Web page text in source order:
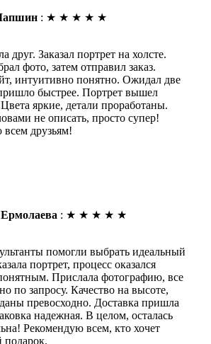
: ★ ★ ★ ★ ★
друг. Заказал портрет на холсте.
фото, затем отправил заказ.
интуитивно понятно. Ожидал две
быстрее. Портрет вышел
яркие, детали проработаны.
не описать, просто супер!
друзьям!
: ★ ★ ★ ★ ★
помогли выбрать идеальный
портрет, процесс оказался
Прислала фотографию, все
по запросу. Качество на высоте,
превосходно. Доставка пришла
надежная. В целом, осталась
Рекомендую всем, кто хочет
подарок.